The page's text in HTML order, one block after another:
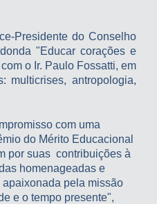
Presidente do Conselho
"Educar corações e
o Ir. Paulo Fossatti, em
multicrises, antropologia,
com uma
do Mérito Educacional
por suas contribuições à
homenageadas e
pela missão
e o tempo presente",